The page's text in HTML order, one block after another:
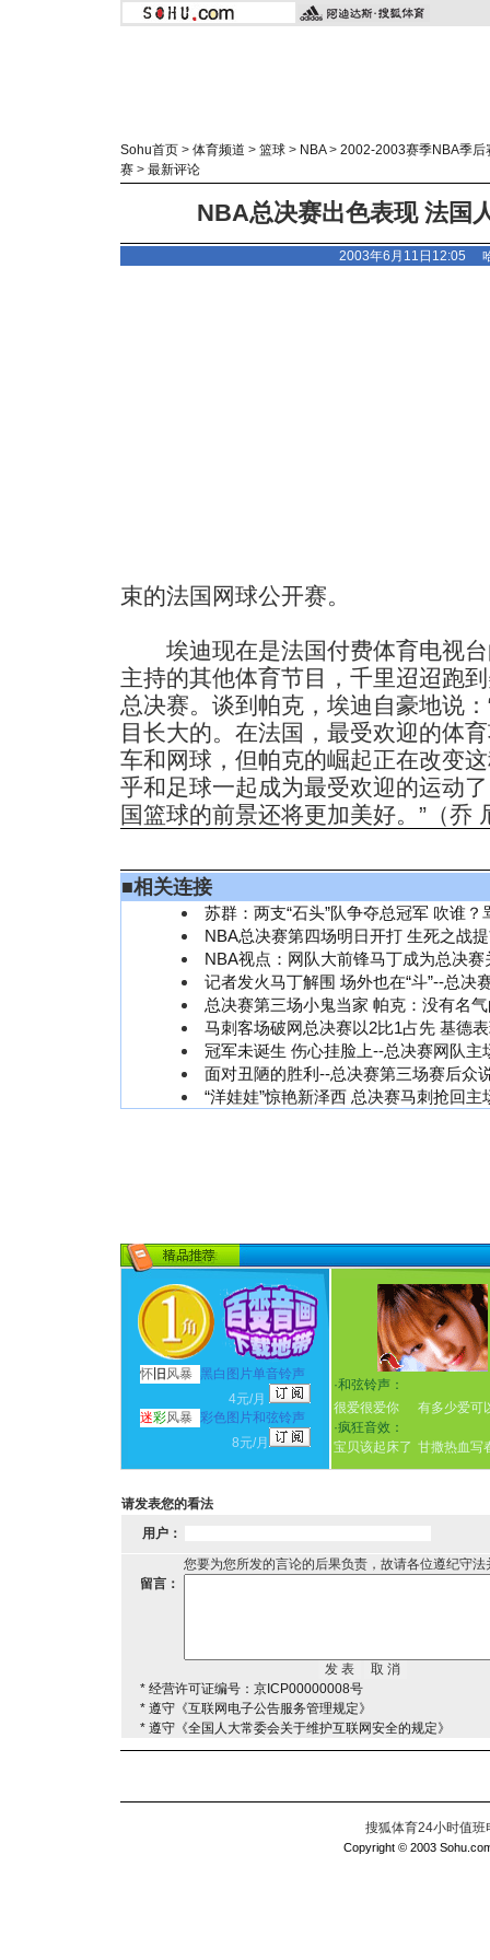
Sohu首页 > 体育频道 > 篮球 > NBA> 2002-2003赛季NBA季后
赛 > 最新评论
NBA总决赛出色表现 法国
2003年6月11日12:05
束的法国网球公开赛。
埃迪现在是法国付费体育电视台
主持的其他体育节目，千里迢迢跑
总决赛。谈到帕克，埃迪自豪地说
目长大的。在法国，最受欢迎的体
车和网球，但帕克的崛起正在改变
乎和足球一起成为最受欢迎的运动
国篮球的前景还将更加美好。”（乔
■相关连接
苏群：两支“石头”队争夺总冠军 吹谁？
NBA总决赛第四场明日开打 生死之战
NBA视点：网队大前锋马丁成为总决赛
记者发火马丁解围 场外也在“斗”--总决
总决赛第三场小鬼当家 帕克：没有名
马刺客场破网总决赛以2比1占先 基德
冠军未诞生 伤心挂脸上--总决赛网队主
面对丑陋的胜利--总决赛第三场赛后众
“洋娃娃”惊艳新泽西 总决赛马刺抢回主
怀 旧 风暴
黑白图片单音铃声
4元/月
迷彩风暴 彩色图片和弦铃声
8元/月
·和弦铃声：
很爱很爱你
有多少爱可
·疯狂音效：
宝贝该起床了 甘撒热血写
请发表您的看法
用户：
您要为您所发的言论的后果负责，故请各位遵纪守
留言：
* 经营许可证编号：京ICP00000008号
* 遵守《互联网电子公告服务管理规定》
* 遵守《全国人大常委会关于维护互联网安全的规定》
搜狐体育24小时值
Copyright © 2003